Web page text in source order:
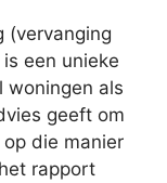
(vervanging
een unieke
woningen als
geeft om
die manier
rapport